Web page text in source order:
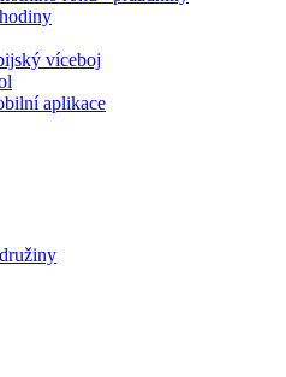
víceboj
aplikace